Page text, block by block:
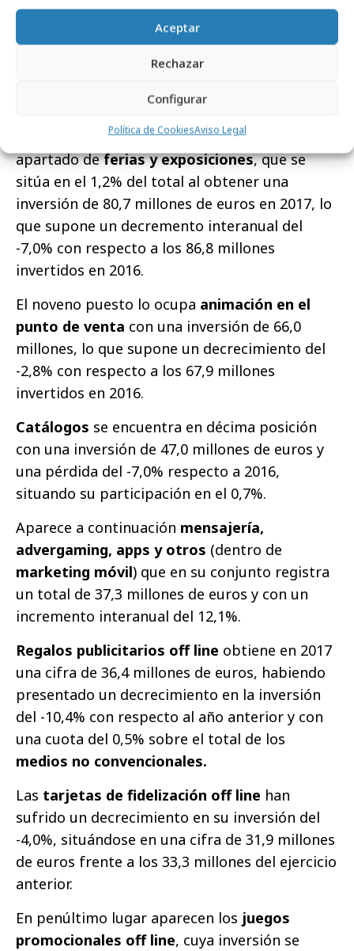
Aceptar
Rechazar
Configurar
Política de CookiesAviso Legal
que representa el 1,9% dentro de losmedios
no convencionales
, registra un descenso en la
inversión del -0,2% frente a los 131,6 millones
medios no convencionalesestá el
apartado deferias y exposiciones, que se
sitúa en el 1,2% del total al obtener una
inversión de 80,7 millones de euros en 2017, lo
que supone un decremento interanual del
-7,0% con respecto a los 86,8 millones
invertidos en 2016.
El noveno puesto lo ocupa animación en el
punto de venta con una inversión de 66,0
millones, lo que supone un decrecimiento del
-2,8% con respecto a los 67,9 millones
invertidos en 2016.
Catálogos se encuentra en décima posición
con una inversión de 47,0 millones de euros y
una pérdida del -7,0% respecto a 2016,
situando su participación en el 0,7%.
Aparece a continuación mensajería,
advergaming, apps y otros (dentro de
marketing móvil) que en su conjunto registra
un total de 37,3 millones de euros y con un
incremento interanual del 12,1%.
Regalos publicitarios off line obtiene en 2017
una cifra de 36,4 millones de euros, habiendo
presentado un decrecimiento en la inversión
del -10,4% con respecto al año anterior y con
una cuota del 0,5% sobre el total de los
medios no convencionales.
Las tarjetas de fidelización off line han
sufrido un decrecimiento en su inversión del
-4,0%, situándose en una cifra de 31,9 millones
de euros frente a los 33,3 millones del ejercicio
anterior.
En penúltimo lugar aparecen los juegos
promocionales off line, cuya inversión se